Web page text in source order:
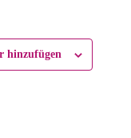
hinzufügen